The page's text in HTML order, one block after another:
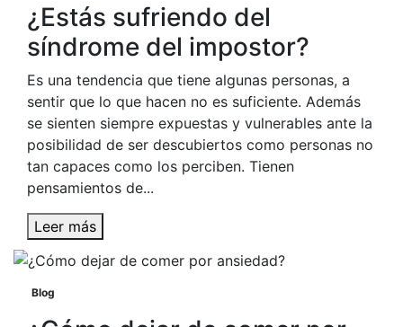
¿Estás sufriendo del
síndrome del impostor?
Es una tendencia que tiene algunas personas, a
sentir que lo que hacen no es suficiente. Además
se sienten siempre expuestas y vulnerables ante la
posibilidad de ser descubiertos como personas no
tan capaces como los perciben. Tienen
pensamientos de...
Leer más
Blog